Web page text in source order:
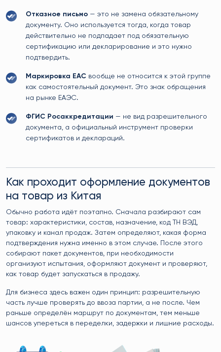
Отказное письмо — это не замена обязательному
документу. Оно используется тогда, когда товар
действительно не подпадает под обязательную
сертификацию или декларирование и это нужно
подтвердить.
Маркировка EAC вообще не относится к этой группе
как самостоятельный документ. Это знак обращения
на рынке ЕАЭС.
ФГИС Росаккредитации — не вид разрешительного
документа, а официальный инструмент проверки
сертификатов и деклараций.
Как проходит оформление документов
на товар из Китая
Обычно работа идёт поэтапно. Сначала разбирают сам
товар: характеристики, состав, назначение, код ТН ВЭД,
упаковку и канал продаж. Затем определяют, какая форма
подтверждения нужна именно в этом случае. После этого
собирают пакет документов, при необходимости
организуют испытания, оформляют документ и проверяют,
как товар будет запускаться в продажу.
Для бизнеса здесь важен один принцип: разрешительную
часть лучше проверять до ввоза партии, а не после. Чем
раньше определён маршрут по документам, тем меньше
шансов упереться в переделки, задержки и лишние расходы.